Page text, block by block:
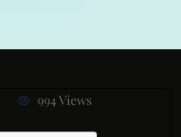
994 Views